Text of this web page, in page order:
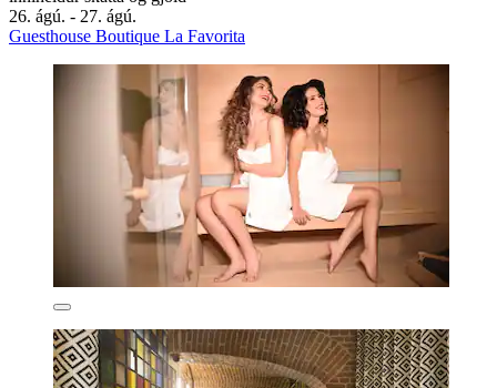
26. ágú. - 27. ágú.
Guesthouse Boutique La Favorita